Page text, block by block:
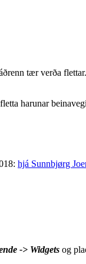
tær verða
harunar
hjá Sunnbjørg
-> Widgets og